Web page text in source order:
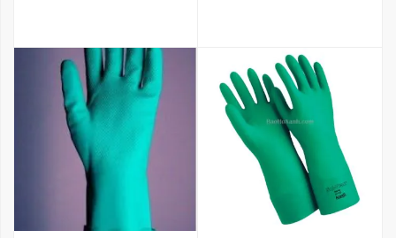
ổn định
Chức năng: thích hợp
dùng trong điện tử, phòng
sạch, đóng gói